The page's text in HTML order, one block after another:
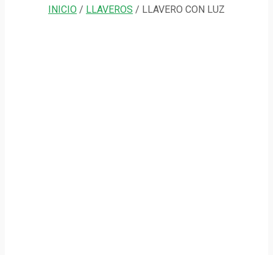
INICIO / LLAVEROS / LLAVERO CON LUZ